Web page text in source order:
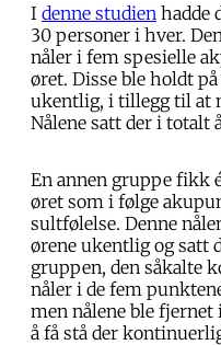
I denne studien hadde
30 personer i hver.
nåler i fem spesielle
øret. Disse ble holdt
ukentlig, i tillegg til at
Nålene satt der i totalt
En annen gruppe fikk
øret som i følge
sultfølelse. Denne
ørene ukentlig og satt
gruppen, den såkalte
nåler i de fem
men nålene ble fjernet
å få stå der